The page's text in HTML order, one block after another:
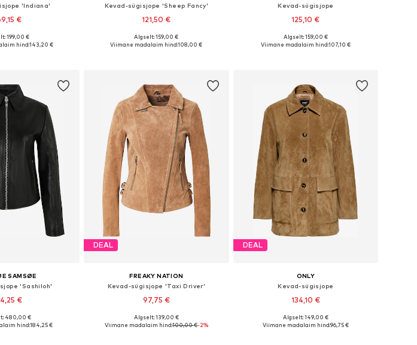
'Indiana'
€
XS, S, M, L, XL, XXL
199,00 €
hind:143,20 €
Kevad-sügisjope 'Sheep Fancy'
121,50 €
Saadaolevad suurused: XS, S, M, L, XL, XXL
Algselt: 159,00 €
Viimane madalaim hind:108,00 €
Kevad-sügisjope
125,10 €
Saadaolevad suurused: XS, S, M, L, XL, XXL
Algselt: 159,00 €
Viimane madalaim hind:107,10 €
SAMSØE
'Sashiloh'
€
XS, M, XL
480,00 €
hind:184,25 €
DEAL
FREAKY NATION
Kevad-sügisjope 'Taxi Driver'
97,75 €
+4
Saadaolevad suurused: XS, S, M, L, XL, XXL
Algselt: 139,00 €
Viimane madalaim hind:100,00 €-2%
DEAL
ONLY
Kevad-sügisjope
134,10 €
Saadaolevad suurused: XS, S, M, L, XL
Algselt: 149,00 €
Viimane madalaim hind:96,75 €